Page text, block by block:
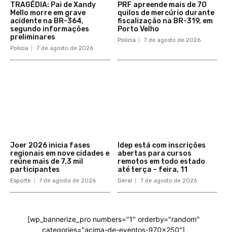
TRAGÉDIA: Pai de Xandy
Mello morre em grave
acidente na BR-364,
segundo informações
preliminares
Policia 7 de agosto de 2026
PRF apreende mais de 70
quilos de mercúrio durante
fiscalização na BR-319, em
Porto Velho
Policia 7 de agosto de 2026
Joer 2026 inicia fases
regionais em nove cidades e
reúne mais de 7,3 mil
participantes
Esporte 7 de agosto de 2026
Idep está com inscrições
abertas para cursos
remotos em todo estado
até terça – feira, 11
Geral 7 de agosto de 2026
[wp_bannerize_pro numbers="1" orderby="random"
categories="acima-de-eventos-970x250"]